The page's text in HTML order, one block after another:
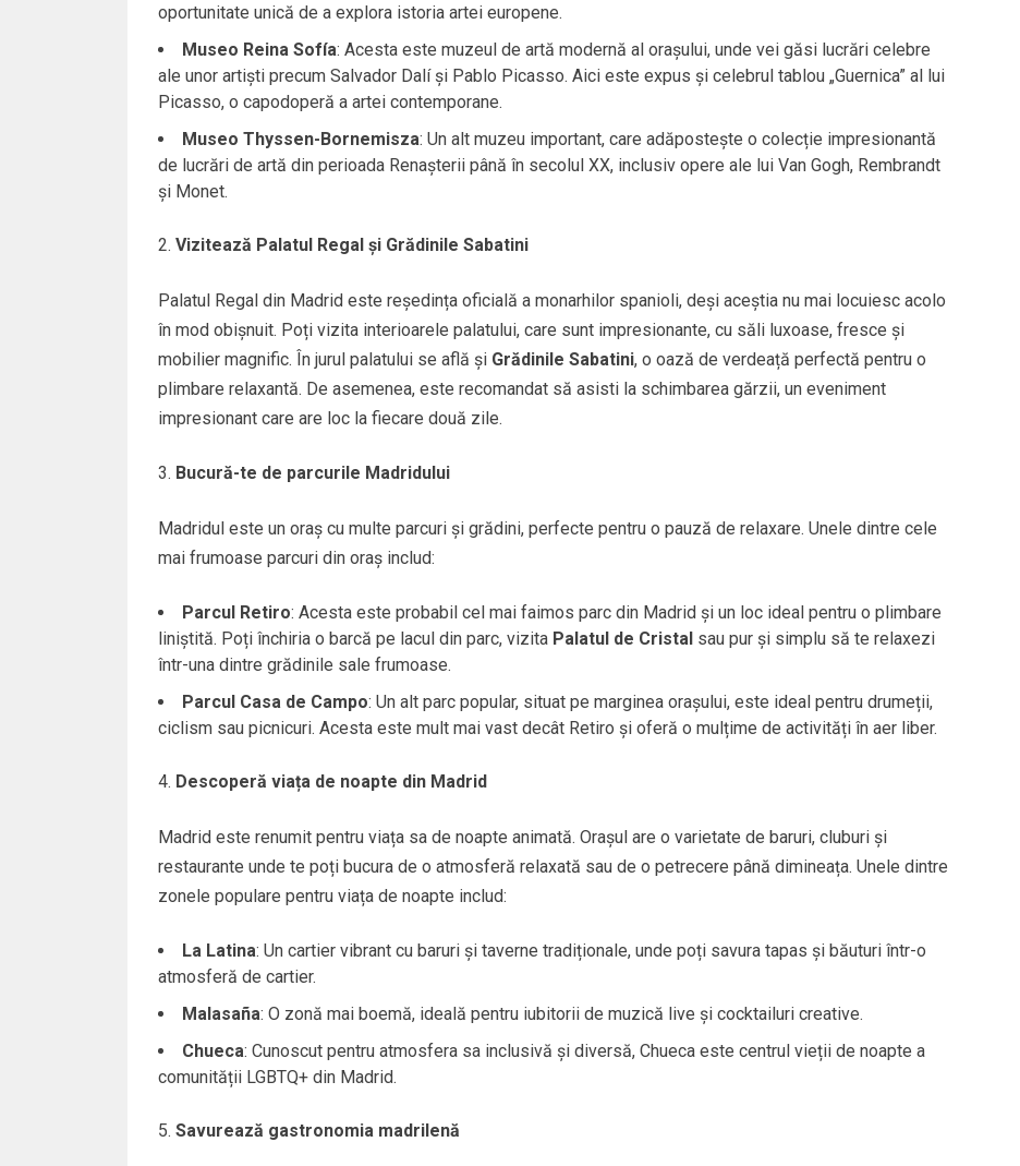
oportunitate unică de a explora istoria artei europene.
Museo Reina Sofía: Acesta este muzeul de artă modernă al orașului, unde vei găsi lucrări celebre
ale unor artiști precum Salvador Dalí și Pablo Picasso. Aici este expus și celebrul tablou „Guernica” al lui
Picasso, o capodoperă a artei contemporane.
Museo Thyssen-Bornemisza: Un alt muzeu important, care adăpostește o colecție impresionantă
de lucrări de artă din perioada Renașterii până în secolul XX, inclusiv opere ale lui Van Gogh, Rembrandt
și Monet.
Vizitează Palatul Regal și Grădinile Sabatini
Palatul Regal din Madrid este reședința oficială a monarhilor spanioli, deși aceștia nu mai locuiesc acolo
în mod obișnuit. Poți vizita interioarele palatului, care sunt impresionante, cu săli luxoase, fresce și
mobilier magnific. În jurul palatului se află și Grădinile Sabatini, o oază de verdeață perfectă pentru o
plimbare relaxantă. De asemenea, este recomandat să asisti la schimbarea gărzii, un eveniment
impresionant care are loc la fiecare două zile.
Bucură-te de parcurile Madridului
Madridul este un oraș cu multe parcuri și grădini, perfecte pentru o pauză de relaxare. Unele dintre cele
mai frumoase parcuri din oraș includ:
Parcul Retiro: Acesta este probabil cel mai faimos parc din Madrid și un loc ideal pentru o plimbare
liniștită. Poți închiria o barcă pe lacul din parc, vizita Palatul de Cristalsau pur și simplu să te relaxezi
într-una dintre grădinile sale frumoase.
Parcul Casa de Campo: Un alt parc popular, situat pe marginea orașului, este ideal pentru drumeții,
ciclism sau picnicuri. Acesta este mult mai vast decât Retiro și oferă o mulțime de activități în aer liber.
Descoperă viața de noapte din Madrid
Madrid este renumit pentru viața sa de noapte animată. Orașul are o varietate de baruri, cluburi și
restaurante unde te poți bucura de o atmosferă relaxată sau de o petrecere până dimineața. Unele dintre
zonele populare pentru viața de noapte includ:
La Latina: Un cartier vibrant cu baruri și taverne tradiționale, unde poți savura tapas și băuturi într-o
atmosferă de cartier.
Malasaña: O zonă mai boemă, ideală pentru iubitorii de muzică live și cocktailuri creative.
Chueca: Cunoscut pentru atmosfera sa inclusivă și diversă, Chueca este centrul vieții de noapte a
comunității LGBTQ+ din Madrid.
Savurează gastronomia madrilenă